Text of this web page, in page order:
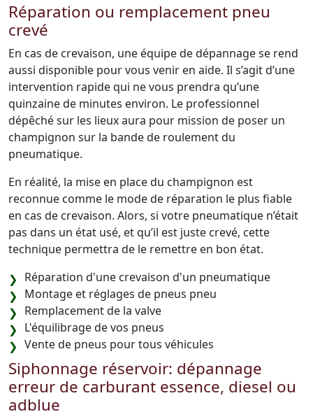
Réparation ou remplacement pneu
crevé
En cas de crevaison, une équipe de dépannage se rend
aussi disponible pour vous venir en aide. Il s’agit d’une
intervention rapide qui ne vous prendra qu’une
quinzaine de minutes environ. Le professionnel
dépêché sur les lieux aura pour mission de poser un
champignon sur la bande de roulement du
pneumatique.
En réalité, la mise en place du champignon est
reconnue comme le mode de réparation le plus fiable
en cas de crevaison. Alors, si votre pneumatique n’était
pas dans un état usé, et qu’il est juste crevé, cette
technique permettra de le remettre en bon état.
Réparation d'une crevaison d'un pneumatique
Montage et réglages de pneus pneu
Remplacement de la valve
L'équilibrage de vos pneus
Vente de pneus pour tous véhicules
Siphonnage réservoir: dépannage
erreur de carburant essence, diesel ou
adblue